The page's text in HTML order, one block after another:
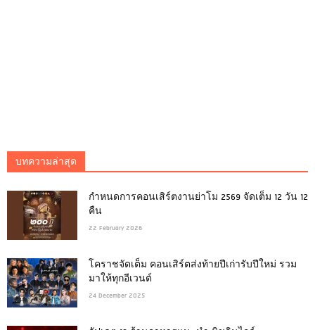
บทความล่าสุด
กำหนดการคอนเสิร์ตงานย่าโม 2569 จัดเต็ม 12 วัน 12
คืน
22 February 2026
โคราชจัดเต็ม คอนเสิร์ตส่งท้ายปีเก่ารับปีใหม่ รวม
มาให้ทุกอีเวนต์
24 December 2025